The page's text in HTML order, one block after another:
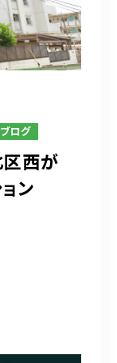
ログ
区西が
ン
曜日）